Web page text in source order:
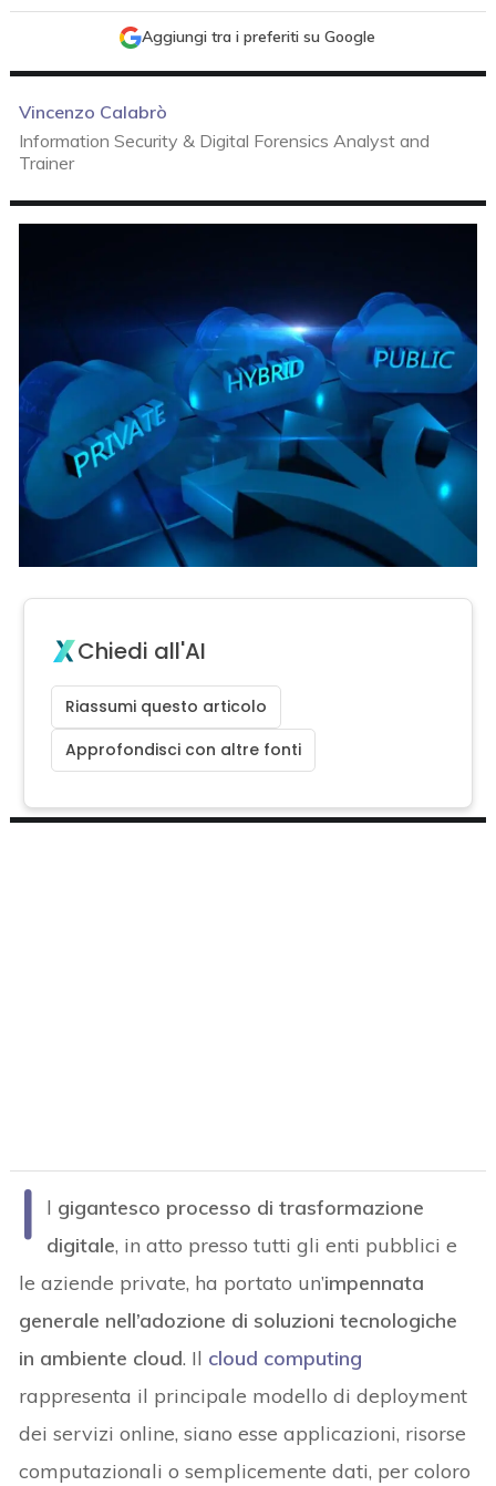
Aggiungi tra i preferiti su Google
Vincenzo Calabrò
Information Security & Digital Forensics Analyst and
Trainer
Chiedi all'AI
Riassumi questo articolo
Approfondisci con altre fonti
I l gigantesco processo di trasformazione
digitale, in atto presso tutti gli enti pubblici e
le aziende private, ha portato un’impennata
generale nell’adozione di soluzioni tecnologiche
in ambiente cloud. Il cloud computing
rappresenta il principale modello di deployment
dei servizi online, siano esse applicazioni, risorse
computazionali o semplicemente dati, per coloro